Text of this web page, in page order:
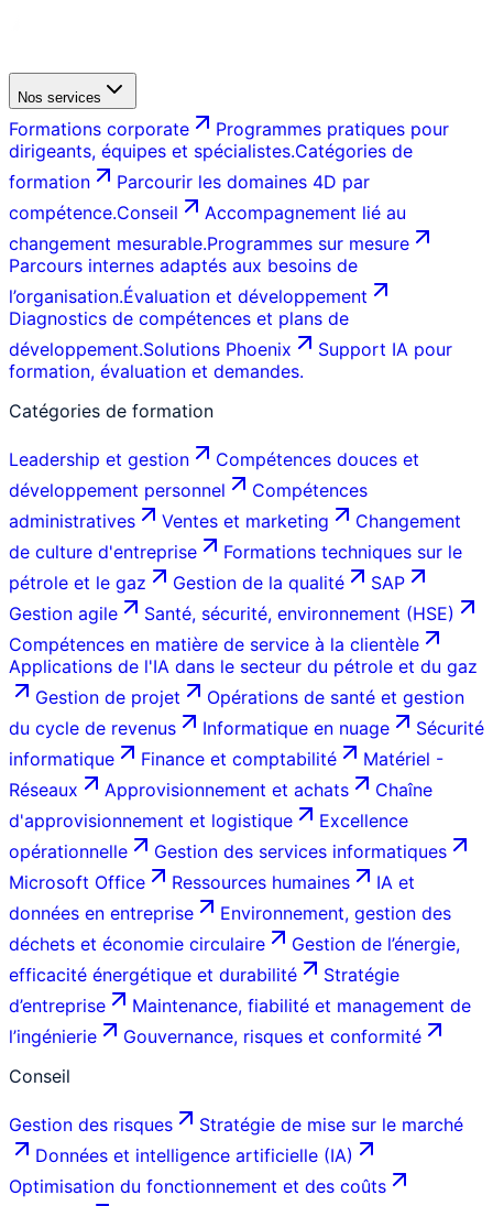
Nos services
Formations corporate
Programmes pratiques pour
dirigeants, équipes et spécialistes.Catégories de
formation
Parcourir les domaines 4D par
compétence.Conseil
Accompagnement lié au
changement mesurable.Programmes sur mesure
Parcours internes adaptés aux besoins de
l’organisation.Évaluation et développement
Diagnostics de compétences et plans de
développement.Solutions Phoenix
Support IA pour
formation, évaluation et demandes.
Catégories de formation
Leadership et gestion
Compétences douces et
développement personnel
Compétences
administratives
Ventes et marketing
Changement
de culture d'entreprise
Formations techniques sur le
pétrole et le gaz
Gestion de la qualité
SAP
Gestion agile
Santé, sécurité, environnement (HSE)
Compétences en matière de service à la clientèle
Applications de l'IA dans le secteur du pétrole et du gaz
Gestion de projet
Opérations de santé et gestion
du cycle de revenus
Informatique en nuage
Sécurité
informatique
Finance et comptabilité
Matériel -
Réseaux
Approvisionnement et achats
Chaîne
d'approvisionnement et logistique
Excellence
opérationnelle
Gestion des services informatiques
Microsoft Office
Ressources humaines
IA et
données en entreprise
Environnement, gestion des
déchets et économie circulaire
Gestion de l’énergie,
efficacité énergétique et durabilité
Stratégie
d’entreprise
Maintenance, fiabilité et management de
l’ingénierie
Gouvernance, risques et conformité
Conseil
Gestion des risques
Stratégie de mise sur le marché
Données et intelligence artificielle (IA)
Optimisation du fonctionnement et des coûts